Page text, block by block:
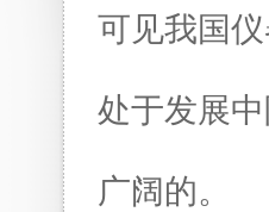
可见我国
处于发展
广阔的。